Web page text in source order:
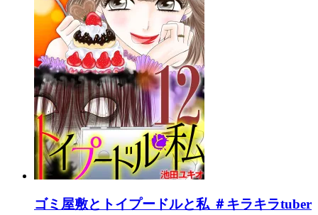
ゴミ屋敷とトイプードルと私 ＃キラキラtuber